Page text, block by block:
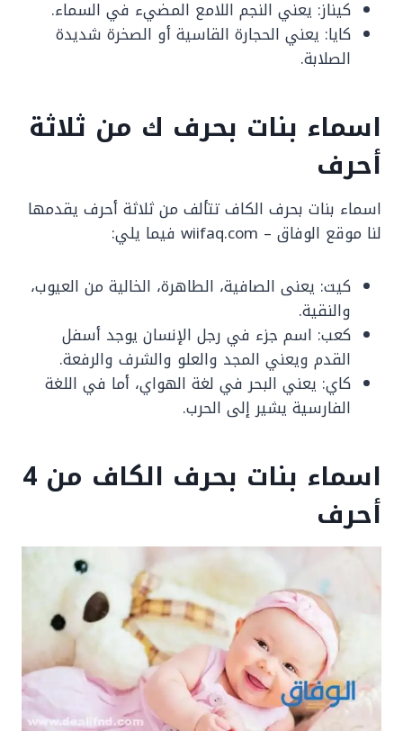
كيناز: يعني النجم اللامع المضيء في السماء.
كايا: يعني الحجارة القاسية أو الصخرة شديدة
الصلابة.
اسماء بنات بحرف ك من ثلاثة
أحرف
اسماء بنات بحرف الكاف تتألف من ثلاثة أحرف يقدمها
لنا موقع الوفاق – wiifaq.com فيما يلي:
كيت: يعنى الصافية، الطاهرة، الخالية من العيوب،
والنقية.
كعب: اسم جزء في رجل الإنسان يوجد أسفل
القدم ويعني المجد والعلو والشرف والرفعة.
كاي: يعني البحر في لغة الهواي، أما في اللغة
الفارسية يشير إلى الحرب.
اسماء بنات بحرف الكاف من 4
أحرف